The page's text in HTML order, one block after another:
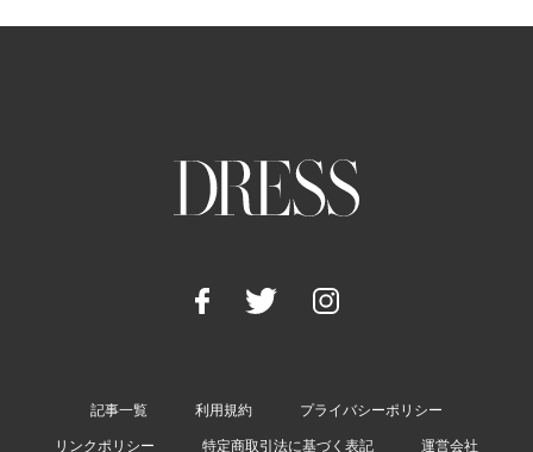
記事一覧 利用規約 プライバシーポリシー
リンクポリシー 特定商取引法に基づく表記 運営会社